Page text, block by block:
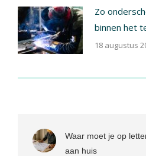
Zo
binnen het
18 augustus
Waar moet je op
aan huis